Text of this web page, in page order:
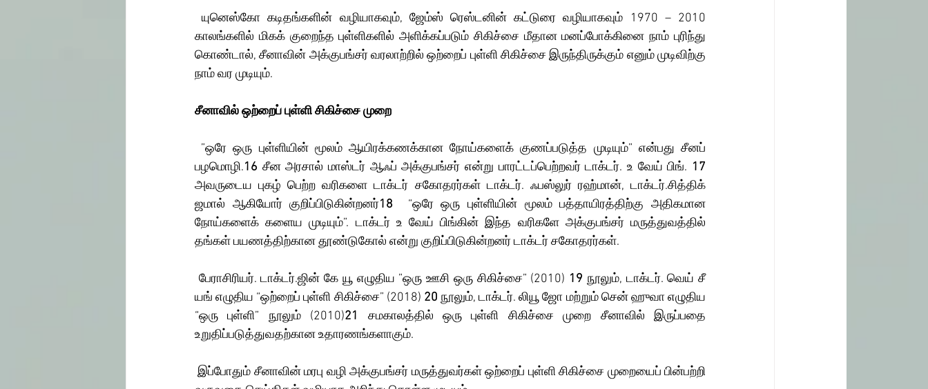
யுனெஸ்கோ கடிதங்களின் வழியாகவும், ஜேம்ஸ் ரெஸ்டனின் கட்டுரை வழியாகவும் 1970 – 2010
காலங்களில் மிகக் குறைந்த புள்ளிகளில் அளிக்கப்படும் சிகிச்சை மீதான மனப்போக்கினை நாம் புரிந்து
கொண்டால், சீனாவின் அக்குபங்சர் வரலாற்றில் ஒற்றைப் புள்ளி சிகிச்சை இருந்திருக்கும் எனும் முடிவிற்கு
நாம் வர முடியும்.
சீனாவில் ஒற்றைப் புள்ளி சிகிச்சை முறை
பழமொழி.16 சீன அரசால் மாஸ்டர் ஆஃப் அக்குபங்சர் என்று பாரட்டப்பெற்றவர் டாக்டர். உ வேய் பிங்.
அவருடைய புகழ் பெற்ற வரிகளை டாக்டர் சகோதரர்கள் டாக்டர். ஃபஸ்லுர் ரஹ்மான், டாக்டர்.சித்திக்
ஜமால் ஆகியோர் குறிப்பிடுகின்றனர்18
  “ஒரே ஒரு புள்ளியின் மூலம் பத்தாயிரத்திற்கு அதிகமான
நோய்களைக் களைய முடியும்”. டாக்டர் உ வேய் பிங்கின் இந்த வரிகளே அக்குபங்சர் மருத்துவத்தில்
தங்கள் பயணத்திற்கான தூண்டுகோல் என்று குறிப்பிடுகின்றனர் டாக்டர் சகோதரர்கள்.
பேராசிரியர். டாக்டர்.ஜின் கே யூ எழுதிய ”ஒரு ஊசி ஒரு சிகிச்சை” (2010) 19 நூலும், டாக்டர். வெய் சீ
யங் எழுதிய “ஒற்றைப் புள்ளி சிகிச்சை” (2018) 20 நூலும், டாக்டர். லியூ ஜோ மற்றும் சென் ஹுவா எழுதிய
“ஒரு புள்ளி” நூலும் (2010)21
சமகாலத்தில் ஒரு புள்ளி சிகிச்சை முறை சீனாவில் இருப்பதை
உறுதிப்படுத்துவதற்கான உதாரணங்களாகும்.
இப்போதும் சீனாவின் மரபு வழி அக்குபங்சர் மருத்துவர்கள் ஒற்றைப் புள்ளி சிகிச்சை முறையைப் பின்பற்றி